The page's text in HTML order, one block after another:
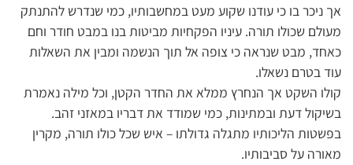
אך ניכר בו כי עודנו שקוע מעט במחשבותיו, כמי שנדרש להתנתק
מעולם שכולו תורה. עיניו הפקחיות מביטות בנו במבט חודר וחם
כאחד, מבט שנראה כי צופה אל תוך הנשמה ומבין את השאלות
עוד בטרם נשאלו.
קולו השקט אך הנחרץ ממלא את החדר הקטן, וכל מילה נאמרת
בשיקול דעת ובמתינות, כמי שמודד את דבריו במאזני זהב.
בפשטות הליכותיו מתגלה גדולתו – איש שכל כולו תורה, מקרין
מאורה על סביבותיו.